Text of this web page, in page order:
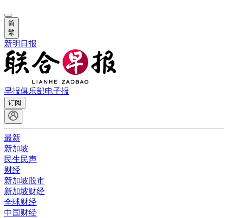
简
繁
新明日报
早报俱乐部电子报
订阅
最新
新加坡
民生民声
财经
新加坡股市
新加坡财经
全球财经
中国财经